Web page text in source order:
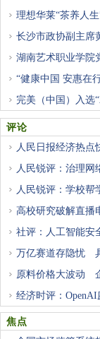
理想华莱“茶养人
长沙市政协副主席
湖南艺术职业学院
“健康中国 安惠在
完美（中国）入选
评论
人民日报经济热点
人民锐评：治理网
人民锐评：学校帮
高校研究破解直播
社评：人工智能安
万亿赛道存隐忧
原料价格大波动
经济时评：
困
焦点